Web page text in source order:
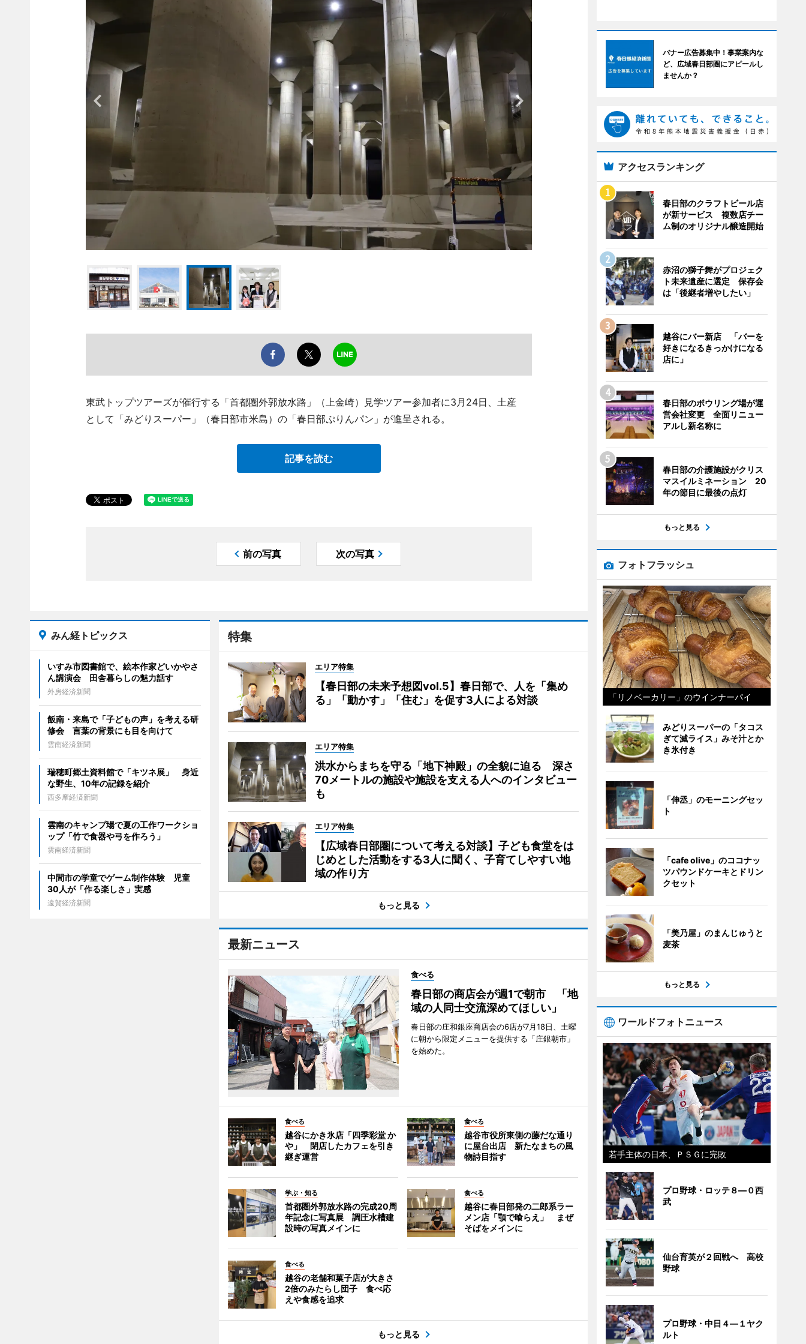
東武トップツアーズが催行する「首都圏外郭放水路」（上金崎）見学ツアー参加者に3月24日、土産
として「みどりスーパー」（春日部市米島）の「春日部ぷりんパン」が進呈される。
記事を読む
前の写真 次の写真
特集
エリア特集
【春日部の未来予想図vol.5】春日部で、人を「集め
る」「動かす」「住む」を促す3人による対談
エリア特集
洪水からまちを守る「地下神殿」の全貌に迫る 深さ
70メートルの施設や施設を支える人へのインタビュー
も
エリア特集
【広域春日部圏について考える対談】子ども食堂をは
じめとした活動をする3人に聞く、子育てしやすい地
域の作り方
もっと見る
最新ニュース
食べる
春日部の商店会が週1で朝市 「地
域の人同士交流深めてほしい」
春日部の庄和銀座商店会の6店が7月18日、土曜
に朝から限定メニューを提供する「庄銀朝市」
を始めた。
食べる
越谷にかき氷店「四季彩堂 か
や」 閉店したカフェを引き
継ぎ運営
食べる
越谷市役所東側の藤だな通り
に屋台出店 新たなまちの風
物詩目指す
学ぶ・知る
首都圏外郭放水路の完成20周
年記念に写真展 調圧水槽建
設時の写真メインに
食べる
越谷に春日部発の二郎系ラー
メン店「顎で喰らえ」 まぜ
そばをメインに
食べる
越谷の老舗和菓子店が大きさ
2倍のみたらし団子 食べ応
えや食感を追求
もっと見る
みん経トピックス
いすみ市図書館で、絵本作家どいかやさ
ん講演会 田舎暮らしの魅力話す
外房経済新聞
飯南・来島で「子どもの声」を考える研
修会 言葉の背景にも目を向けて
雲南経済新聞
瑞穂町郷土資料館で「キツネ展」 身近
な野生、10年の記録を紹介
西多摩経済新聞
雲南のキャンプ場で夏の工作ワークショ
ップ「竹で食器や弓を作ろう」
雲南経済新聞
中間市の学童でゲーム制作体験 児童
30人が「作る楽しさ」実感
遠賀経済新聞
バナー広告募集中！事業案内な
ど、広域春日部圏にアピールし
ませんか？
アクセスランキング
春日部のクラフトビール店
が新サービス 複数店チー
ム制のオリジナル醸造開始
赤沼の獅子舞がプロジェク
ト未来遺産に選定 保存会
は「後継者増やしたい」
越谷にバー新店 「バーを
好きになるきっかけになる
店に」
春日部のボウリング場が運
営会社変更 全面リニュー
アルし新名称に
春日部の介護施設がクリス
マスイルミネーション 20
年の節目に最後の点灯
もっと見る
フォトフラッシュ
「リノベーカリー」のウインナーパイ
みどりスーパーの「タコス
ぎて滅ライス」みそ汁とか
き氷付き
「伸丞」のモーニングセッ
ト
「cafe olive」のココナッ
ツパウンドケーキとドリン
クセット
「美乃屋」のまんじゅうと
麦茶
もっと見る
ワールドフォトニュース
若手主体の日本、ＰＳＧに完敗
プロ野球・ロッテ８―０西
武
仙台育英が２回戦へ 高校
野球
プロ野球・中日４―１ヤク
ルト